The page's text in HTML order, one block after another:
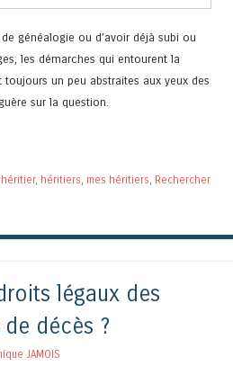
généalogie ou d’avoir déjà subi ou
les démarches qui entourent la
toujours un peu abstraites aux yeux des
sur la question.
héritier, héritiers, mes héritiers, Rechercher
légaux des
décès ?
JAMOIS